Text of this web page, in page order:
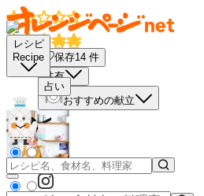
レシピ
Recipe
占い
保存14 件
共有
おすすめの献立